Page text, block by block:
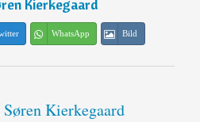
Kierkegaard
WhatsApp Bild
Kierkegaard